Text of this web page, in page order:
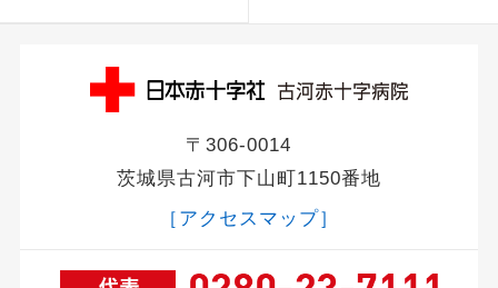
〒306-0014
茨城県古河市下山町1150番地
［アクセスマップ］